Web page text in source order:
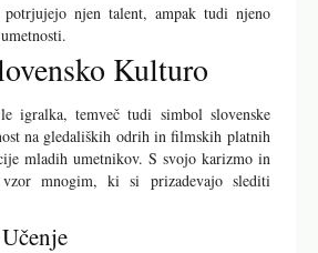
njen talent, ampak tudi njeno
Kulturo
igralka, temveč tudi simbol slovenske
na gledaliških odrih in filmskih platnih
mladih umetnikov. S svojo karizmo in
mnogim, ki si prizadevajo slediti